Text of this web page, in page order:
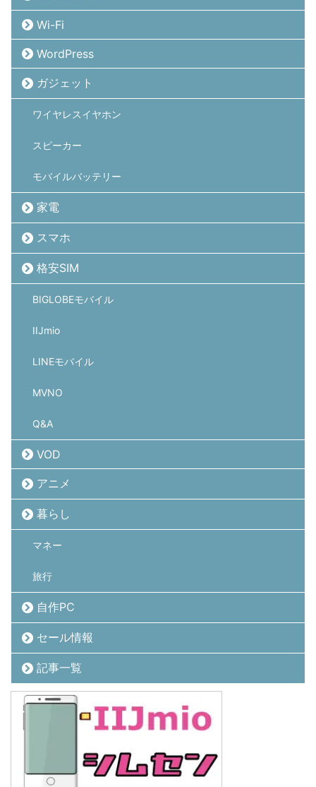
Wi-Fi
WordPress
ガジェット
ワイヤレスイヤホン
スピーカー
モバイルバッテリー
家電
スマホ
格安SIM
BIGLOBEモバイル
IIJmio
LINEモバイル
MVNO
Q&A
VOD
アニメ
暮らし
マネー
旅行
自作PC
セール情報
記事一覧